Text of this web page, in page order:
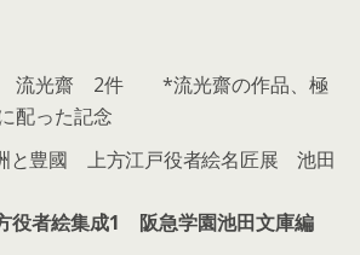
流光齋 2件 *流光齋の作品、極
配った記念
と豊國 上方江戸役者絵名匠展 池田
役者絵集成1 阪急学園池田文庫編